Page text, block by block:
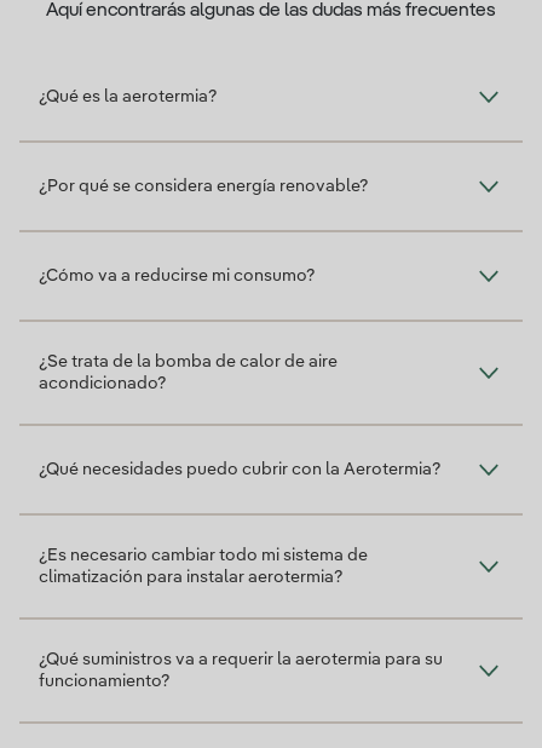
Aquí encontrarás algunas de las dudas más frecuentes
¿Qué es la aerotermia?
¿Por qué se considera energía renovable?
¿Cómo va a reducirse mi consumo?
¿Se trata de la bomba de calor de aire
acondicionado?
¿Qué necesidades puedo cubrir con la Aerotermia?
¿Es necesario cambiar todo mi sistema de
climatización para instalar aerotermia?
¿Qué suministros va a requerir la aerotermia para su
funcionamiento?